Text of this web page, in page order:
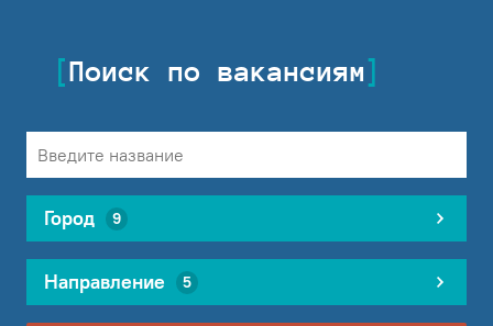
Поиск по вакансиям
Город 9
Направление 5